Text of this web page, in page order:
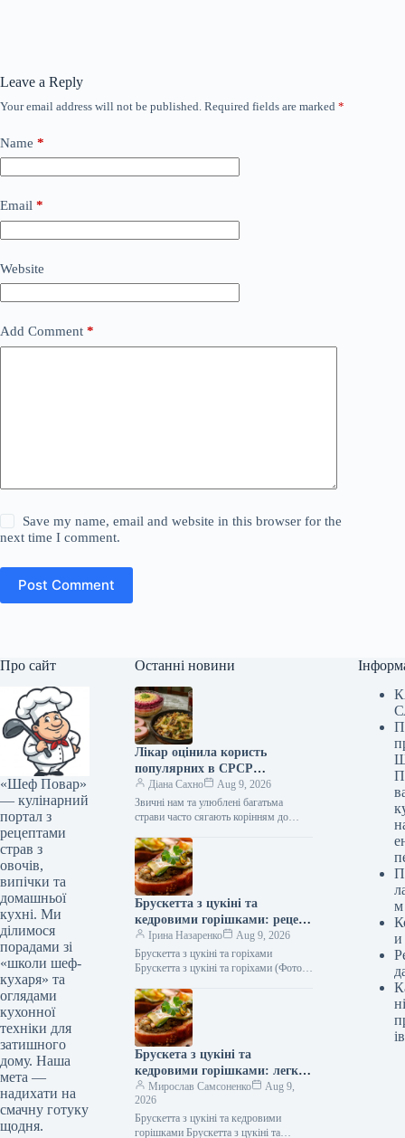
Leave a Reply
Your email address will not be published. Required fields are marked *
Name *
Email *
Website
Add Comment *
Save my name, email and website in this browser for the
next time I comment.
Post Comment
Про сайт
«Шеф Повар»
— кулінарний
портал з
рецептами
страв з
овочів,
випічки та
домашньої
кухні. Ми
ділимося
порадами зі
«школи шеф-
кухаря» та
оглядами
кухонної
техніки для
затишного
дому. Наша
мета —
надихати на
смачну готуку
щодня.
Останні новини
Лікар оцінила користь
популярних в СРСР
гастрономічних поєднань
Діана Сахно
Aug 9, 2026
Звичні нам та улюблені багатьма
страви часто сягають корінням до
навіюють приємну ностальгію. Але…
Брускетта з цукіні та
кедровими горішками: рецепт
смаколика з фото (345 ккал)
Ірина Назаренко
Aug 9, 2026
Брускетта з цукіні та горіхами
Брускетта з цукіні та горіхами (Фото:
цукіні та кедровими горішками —
це…
Брускета з цукіні та
кедровими горішками: легка
закуска з фото та смачним
секретом
Мирослав Самсоненко
Aug 9,
2026
Брускетта з цукіні та кедровими
горішками Брускетта з цукіні та
м
и
ів